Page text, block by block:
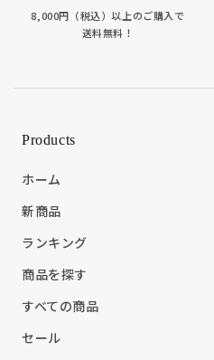
8,000円（税込）以上のご購入で
送料無料！
Products
ホーム
新商品
ランキング
商品を探す
すべての商品
セール